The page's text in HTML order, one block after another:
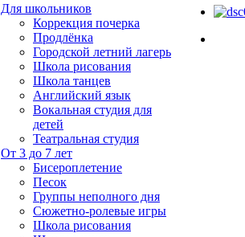
Для школьников
Коррекция почерка
Продлёнка
Городской летний лагерь
Школа рисования
Школа танцев
Английский язык
Вокальная студия для
детей
Театральная студия
От 3 до 7 лет
Бисероплетение
Песок
Группы неполного дня
Сюжетно-ролевые игры
Школа рисования